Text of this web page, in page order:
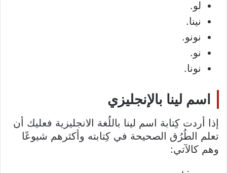
لو.
نينا.
نونو.
نو.
نونا.
اسم لينا بالإنجليزي
إذا أردت كِتابة اسم لينا باللُغة الانجليزية فعليك أن
تعلم الطُرُق الصحيحة في كِتابته وأكثرهم شيوعًا
وهم كالآتي: